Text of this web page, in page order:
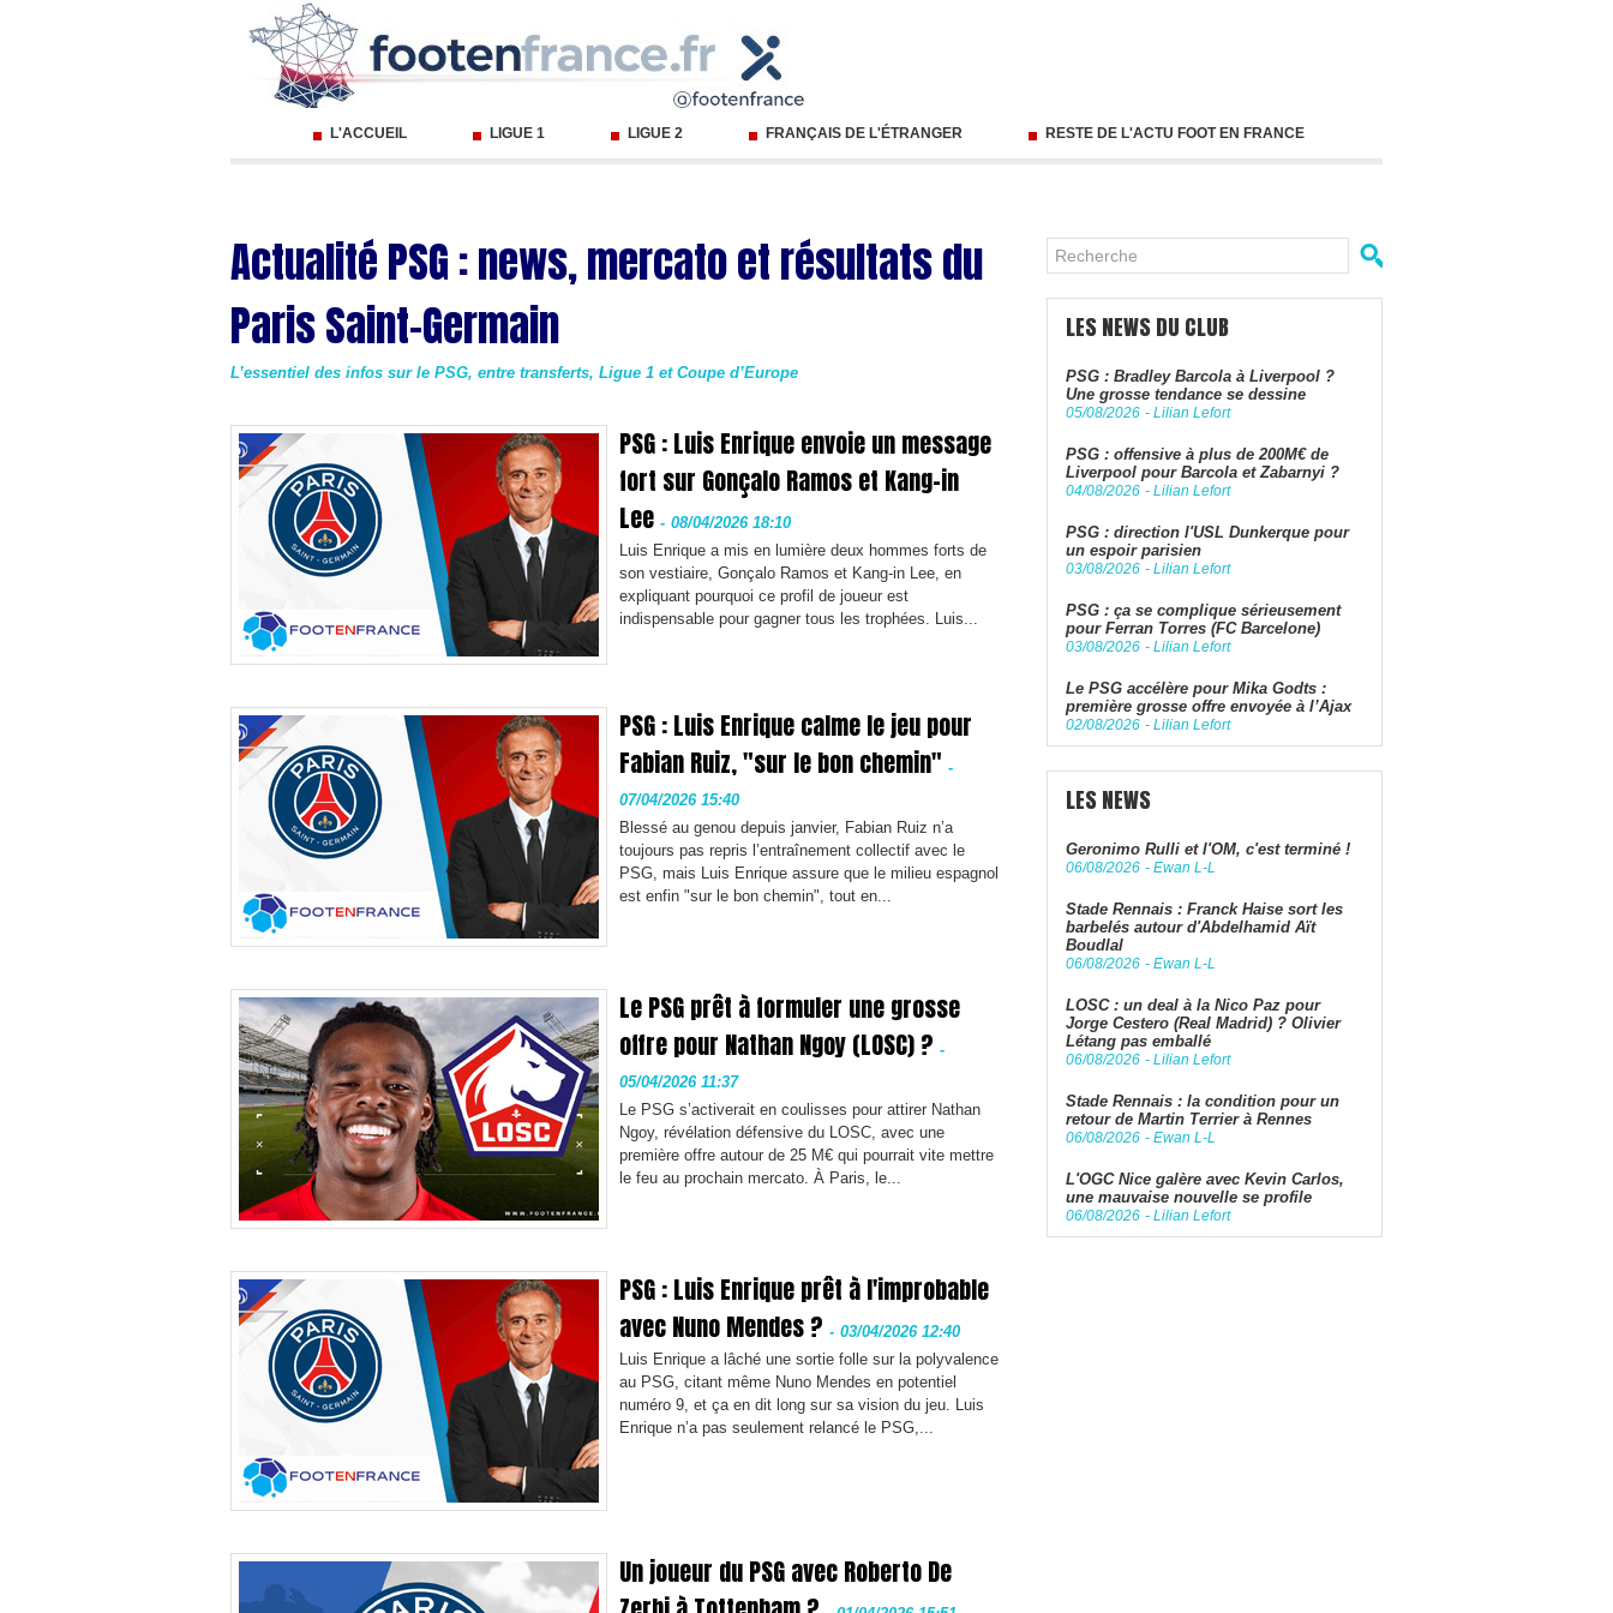
L'ACCUEIL LIGUE 1 LIGUE 2 FRANÇAIS DE L'ÉTRANGER RESTE DE L'ACTU FOOT EN FRANCE
Actualité PSG : news, mercato et résultats du
Paris Saint-Germain
L’essentiel des infos sur le PSG, entre transferts, Ligue 1 et Coupe d’Europe
PSG : Luis Enrique envoie un message
fort sur Gonçalo Ramos et Kang-in
Lee - 08/04/2026 18:10
Luis Enrique a mis en lumière deux hommes forts de
son vestiaire, Gonçalo Ramos et Kang-in Lee, en
expliquant pourquoi ce profil de joueur est
indispensable pour gagner tous les trophées. Luis...
PSG : Luis Enrique calme le jeu pour
Fabian Ruiz, "sur le bon chemin" -
07/04/2026 15:40
Blessé au genou depuis janvier, Fabian Ruiz n’a
toujours pas repris l’entraînement collectif avec le
PSG, mais Luis Enrique assure que le milieu espagnol
est enfin "sur le bon chemin", tout en...
Le PSG prêt à formuler une grosse
offre pour Nathan Ngoy (LOSC) ? -
05/04/2026 11:37
Le PSG s’activerait en coulisses pour attirer Nathan
Ngoy, révélation défensive du LOSC, avec une
première offre autour de 25 M€ qui pourrait vite mettre
le feu au prochain mercato. À Paris, le...
PSG : Luis Enrique prêt à l'improbable
avec Nuno Mendes ? - 03/04/2026 12:40
Luis Enrique a lâché une sortie folle sur la polyvalence
au PSG, citant même Nuno Mendes en potentiel
numéro 9, et ça en dit long sur sa vision du jeu. Luis
Enrique n’a pas seulement relancé le PSG,...
Un joueur du PSG avec Roberto De
LES NEWS DU CLUB
PSG : Bradley Barcola à Liverpool ?
Une grosse tendance se dessine
05/08/2026 - Lilian Lefort
PSG : offensive à plus de 200M€ de
Liverpool pour Barcola et Zabarnyi ?
04/08/2026 - Lilian Lefort
PSG : direction l'USL Dunkerque pour
un espoir parisien
03/08/2026 - Lilian Lefort
PSG : ça se complique sérieusement
pour Ferran Torres (FC Barcelone)
03/08/2026 - Lilian Lefort
Le PSG accélère pour Mika Godts :
première grosse offre envoyée à l’Ajax
02/08/2026 - Lilian Lefort
LES NEWS
Geronimo Rulli et l'OM, c'est terminé !
06/08/2026 - Ewan L-L
Stade Rennais : Franck Haise sort les
barbelés autour d'Abdelhamid Aït
Boudlal
06/08/2026 - Ewan L-L
LOSC : un deal à la Nico Paz pour
Jorge Cestero (Real Madrid) ? Olivier
Létang pas emballé
06/08/2026 - Lilian Lefort
Stade Rennais : la condition pour un
retour de Martin Terrier à Rennes
06/08/2026 - Ewan L-L
L'OGC Nice galère avec Kevin Carlos,
une mauvaise nouvelle se profile
06/08/2026 - Lilian Lefort